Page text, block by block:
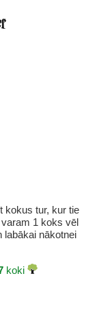
kokus tur, kur tie
1 koks vēl
labākai nākotnei
koki